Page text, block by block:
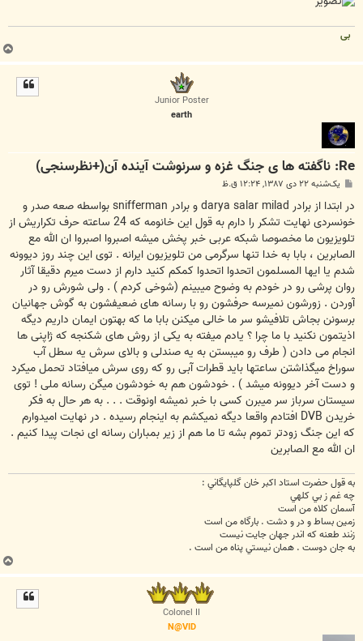
بی
ب
ا
Junior Poster
earth
Re: ناگفته ها ی جنگ غزه و سرنوشت آینده آن(+نظرسنجی)
پ
ت
یک‌شنبه ۲۲ دی ۱۳۸۷, ۱۲:۲۴ ق.ظ
در ابتدا از برادر darya salar milad و برادر snifferman بواسطه صعه صدر و
خونسردی نهایت تشکر را دارم به قول این خانومه که 24 ساعته حرف تکراریش از
تلویزیون ما مخصوصا شبکه عربی خبر پخش میشه اصبروا اصبروا ان الله مع
الصابرین ، بابا به خدا تنها سرگرمی من تلویزیون ایرانه . توی این چند روز دیوونه
شدم یا ایها المسلمون اتحدوا اتحدوا کمکم کنید دارم از دست میرم دقیقا آثار
روان پرشی رو در خودم به وضوح میبینم (شوخی کردم ) . ولی شورش رو در
آوردن . زورشون نمیرسه حرفشون رو با رسانه های ضعیفشون به گوش جهانیان
برسونن بجاش تلافیشو سر ما خالی میکنن بابا ما که بهتون ایمان داریم دیگه
اذیتمون نکنید با ما چرا ؟ یادم میفته به یکی از روش های شکنجه که ژاپنی ها
انجام می دادن ( طرف رو میبستن به یه صندلی و بالای سرش یه سطل آب
سوراخ میگذاشتن ساعتها باید قطرات آبی رو که روی سرش میافتاد تحمل میکرد
و دست آخر دیوونه میشد ) . خودشون هم به خودشون میگن رسانه ملی ! توی
سیستان سرباز سر میبرن کسی با خبر نمیشه اونوقت . . . به هر حال به فکر
خریدن DVB افتادم واقعا دیگه نمیکشم به اینجام رسیده . در نهایت امیدوارم
که این جنگ زودتر تموم بشه تا ما هم از زیر بمباران رسانه ای نجات پیدا کنیم .
ان الله مع الصابرین
به قول حضرت استاد اکبر خان گلپايگاني :
چه غم ز بي کلهي
آسمان کلاه من است
زمين بساط و در و دشت . بارگاه من است
زنند طعنه که اندر جهان جايت نيست
به جان دوست . همان نيستي پناه من است .
ب
ا
Colonel II
N@VID